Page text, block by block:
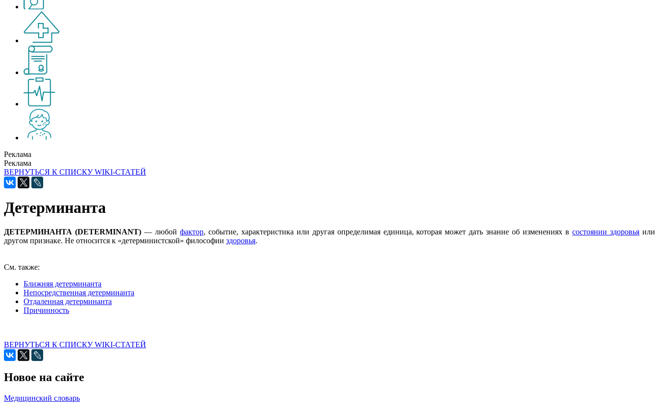
Реклама
Реклама
ВЕРНУТЬСЯ К СПИСКУ WIKI-СТАТЕЙ
Детерминанта
ДЕТЕРМИНАНТА (DETERMINANT)— любой фактор, событие, характеристика или другая определимая единица, которая может дать знание об изменениях всостоянии здоровья или
другом признаке. Не относится к «детерминистской» философии здоровья.
См. также:
Ближняя детерминанта
Непосредственная детерминанта
Отдаленная детерминанта
Причинность
ВЕРНУТЬСЯ К СПИСКУ WIKI-СТАТЕЙ
Новое на сайте
Медицинский словарь